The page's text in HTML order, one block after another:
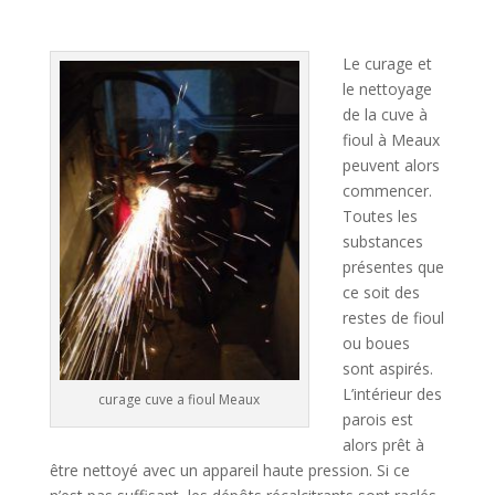
t
curage cuve a fioul Meaux
Le curage et
le nettoyage
de la cuve à
fioul à Meaux
peuvent alors
commencer.
Toutes les
substances
présentes que
ce soit des
restes de fioul
ou boues
sont aspirés.
L’intérieur des
parois est
alors prêt à
être nettoyé avec un appareil haute pression. Si ce